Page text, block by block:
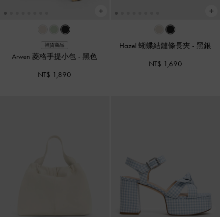
補貨商品
Arwen 菱格手提小包 -黑色
NT$ 1,890
Hazel 蝴蝶結鏈條長夾 -黑銀
NT$ 1,690